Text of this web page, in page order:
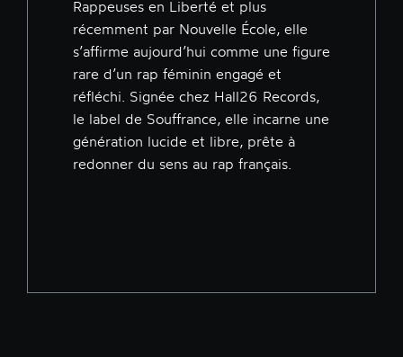
Rappeuses en Liberté et plus
récemment par Nouvelle École, elle
s’affirme aujourd’hui comme une figure
rare d’un rap féminin engagé et
réfléchi. Signée chez Hall26 Records,
le label de Souffrance, elle incarne une
génération lucide et libre, prête à
redonner du sens au rap français.